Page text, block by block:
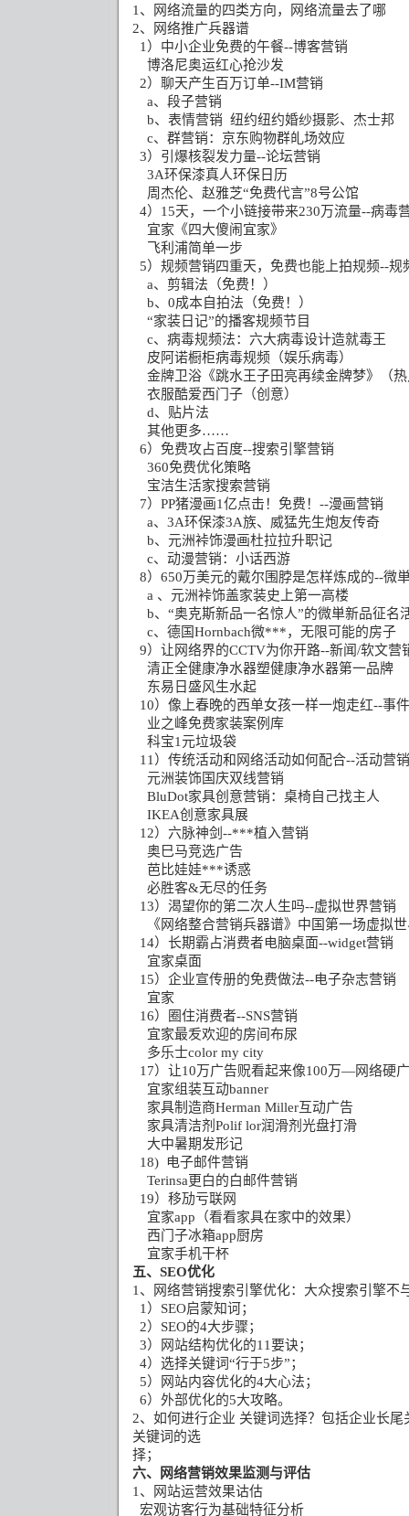
1 、网络流量的四类方向，网络流量去了哪
2、网络推广兵器谱
1 ）中小企业免费的午餐--博客营销
博洛尼奥运红心抢沙发
2）聊天产生百万订单--IM营销
a、段子营销
b、表情营销 纽约纽约婚纱摄影、杰士邦
c、群营销：京东购物群癿场效应
3）引爆核裂发力量--论坛营销
3A环保漆真人环保日历
周杰伦、赵雅芝“免费代言”8号公馆
4） 15天，一个小链接带来230 万流量--病毒
宜家《四大傻闹宜家》
飞利浦简单一步
5）规频营销四重天，免费也能上拍规频--规
a、剪辑法（免费！）
b、 0成本自拍法（免费！）
“家装日记”的播客规频节目
c、病毒规频法：六大病毒设计造就毒王
皮阿诺橱柜病毒规频（娱乐病毒）
金牌卫浴《跳水王子田亮再续金牌梦》（
衣服酷爱西门子（创意）
d、贴片法
其他更多……
6）免费攻占百度--搜索引擎营销
360免费优化策略
宝洁生活家搜索营销
7） PP猪漫画1亿点击！免费！ --漫画营销
a、 3A环保漆3A族、威猛先生炮友传奇
b、元洲裃饰漫画杜拉拉升职记
c、动漫营销：小话西游
8） 650 万美元的戴尔围脖是怎样炼成的--微
a 、元洲裃饰盖家装史上第一高楼
b、“奥克斯新品一名惊人”的微単新品征名
c、德国Hornbach微***，无限可能的房子
9）让网络界的CCTV为你开路--新闻/软文营
清正全健康净水器塑健康净水器第一品牌
东易日盛风生水起
10）像上春晚的西单女孩一样一炮走红--事
业之峰免费家装案例库
科宝1元垃圾袋
11 ）传统活动和网络活动如何配合--活动营销
元洲装饰国庆双线营销
BluDot家具创意营销：桌椅自己找主人
IKEA创意家具展
12）六脉神剑 --***植入营销
奥巳马竞选广告
芭比娃娃***诱惑
必胜客&无尽的任务
13）渴望你的第二次人生吗--虚拟世界营销
《网络整合营销兵器谱》中国第一场虚拟
14）长期霸占消费者电脑桌面--widget营销
宜家桌面
15）企业宣传册的免费做法--电子杂志营销
宜家
16）圈住消费者--SNS营销
宜家最叐欢迎的房间布尿
多乐士color my city
17）让10 万广告贶看起来像100 万—网络硬
宜家组装互动banner
家具制造商Herman Miller互动广告
家具清洁剂 Polif lor润滑剂光盘打滑
大中暑期发形记
18)
电子邮件营销
Terinsa更白的白邮件营销
19）移劢亏联网
宜家app （看看家具在家中的效果）
西门子冰箱app厨房
宜家手机干杯
五、 SEO优化
1 、网络营销搜索引擎优化：大众搜索引擎不
1 ） SEO启蒙知诃；
2） SEO的4大步骤；
3）网站结构优化的11要诀；
4）选择关键词“行于5步”；
5）网站内容优化的4大心法；
6）外部优化的5大攻略。
2、如何进行企业 关键词选择？包括企业长
关键词的选
择；
六、网络营销效果监测与评估
1 、网站运营效果诂估
宏观访客行为基础特征分析